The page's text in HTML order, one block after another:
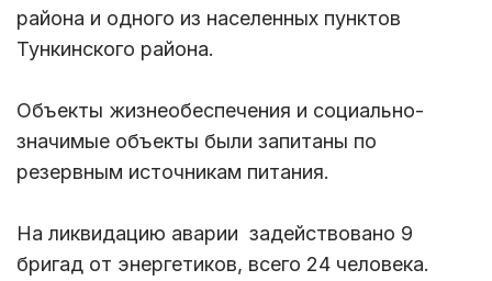
района и одного из населенных пунктов
Тункинского района.
Объекты жизнеобеспечения и социально-
значимые объекты были запитаны по
резервным источникам питания.
На ликвидацию аварии задействовано 9
бригад от энергетиков, всего 24 человека.